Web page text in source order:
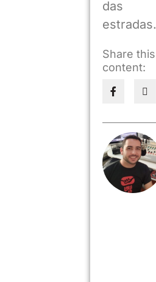
das
estradas.
Share this
content: